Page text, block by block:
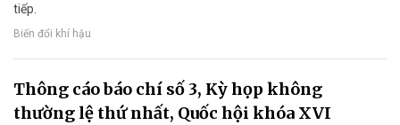
tiếp.
Biến đổi khí hậu
Thông cáo báo chí số 3, Kỳ họp không
thường lệ thứ nhất, Quốc hội khóa XVI